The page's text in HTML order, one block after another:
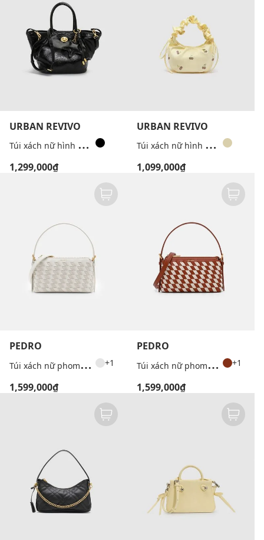
URBAN REVIVO
T
úi xách nữ hình thang phối charm
1,299,000₫
URBAN REVIVO
T
úi xách nữ hình bán nguyệt họa tiết cherry
1,099,000₫
PEDRO
T
úi xách nữ phom chữ nhật Woven Gallery Pouch +1
1,599,000₫
PEDRO
T
úi xách nữ phom chữ nhật Woven Gallery Pouch +1
1,599,000₫